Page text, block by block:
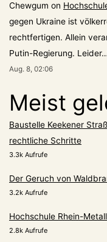
Chewgum on
gegen Ukraine ist
rechtfertigen. Allein
Putin-Regierung. Leider…
Aug. 8, 02:06
Meist
Baustelle Keekener
rechtliche Schritte
3.3k Aufrufe
Der Geruch von
3.2k Aufrufe
Hochschule Rhein-
2.8k Aufrufe